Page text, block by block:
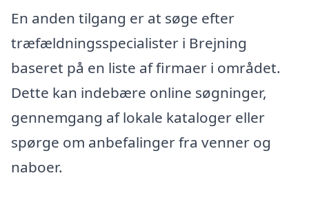
En anden tilgang er at søge efter
træfældningsspecialister i Brejning
baseret på en liste af firmaer i området.
Dette kan indebære online søgninger,
gennemgang af lokale kataloger eller
spørge om anbefalinger fra venner og
naboer.